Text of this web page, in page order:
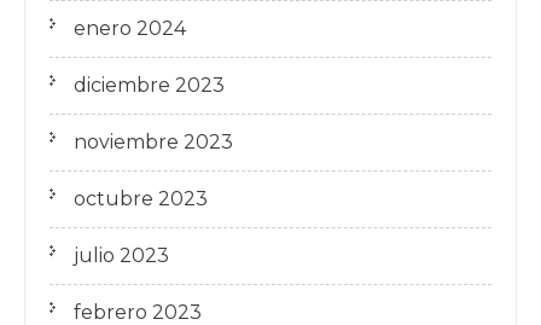
enero 2024
diciembre 2023
noviembre 2023
octubre 2023
julio 2023
febrero 2023